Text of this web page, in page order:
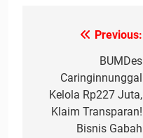
NavigasiPrevious:
BUMDes
Caringinnunggal
Kelola Rp227 Juta,
Klaim Transparan!
Bisnis Gabah